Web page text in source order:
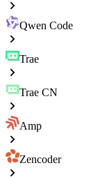
Qwen Code
Trae
Trae CN
Amp
Zencoder